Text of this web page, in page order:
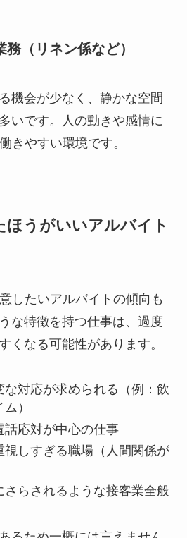
（リネン係など）
機会が少なく、静かな空間
いです。人の動きや感情に
きやすい環境です。
ほうがいいアルバイト
したいアルバイトの傾向も
な特徴を持つ仕事は、過度
くなる可能性があります。
対応が求められる（例：飲
）
話応対が中心の仕事
視しすぎる職場（人間関係が
さらされるような接客業全般